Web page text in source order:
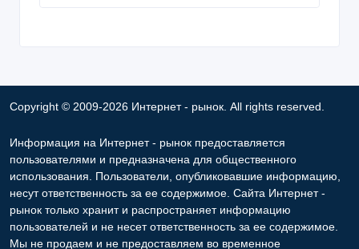
Copyright © 2009-2026 Интернет - рынок. All rights reserved.
Информация на Интернет - рынок предоставляется
пользователями и предназначена для общественного
использования. Пользователи, опубликовавшие информацию,
несут ответственность за ее содержимое. Сайта Интернет -
рынок только хранит и распространяет информацию
пользователей и не несет ответственность за ее содержимое.
Мы не продаем и не предоставляем во временное